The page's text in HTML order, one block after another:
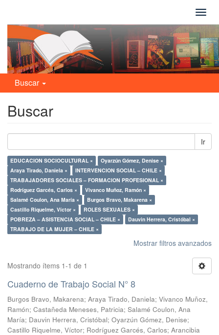
Buscar
Buscar
Ir
EDUCACION SOCIOCULTURAL ×
Oyarzún Gómez, Denise ×
Araya Tirado, Daniela ×
INTERVENCION SOCIAL – CHILE ×
TRABAJADORES SOCIALES – FORMACION PROFESIONAL ×
Rodríguez Garcés, Carlos ×
Vivanco Muñoz, Ramón ×
Salamé Coulon, Ana María ×
Burgos Bravo, Makarena ×
Castillo Riquelme, Víctor ×
ROLES SEXUALES ×
POBREZA – ASISTENCIA SOCIAL – CHILE ×
Dauvin Herrera, Cristóbal ×
TRABAJO DE LA MUJER – CHILE ×
Mostrar filtros avanzados
Mostrando ítems 1-1 de 1
Cuaderno de Trabajo Social N° 8
Burgos Bravo, Makarena; Araya Tirado, Daniela; Vivanco Muñoz,
Ramón; Castañeda Meneses, Patricia; Salamé Coulon, Ana
María; Dauvin Herrera, Cristóbal; Oyarzún Gómez, Denise;
Castillo Riquelme, Víctor; Rodríguez Garcés, Carlos; Arancibia